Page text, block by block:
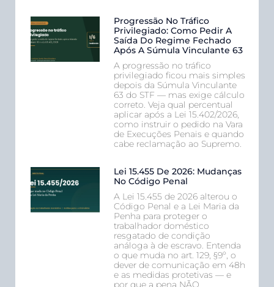
Progressão No Tráfico
Privilegiado: Como Pedir A
Saída Do Regime Fechado
Após A Súmula Vinculante 63
A progressão no tráfico
privilegiado ficou mais simples
depois da Súmula Vinculante
63 do STF — mas exige cálculo
correto. Veja qual percentual
aplicar após a Lei 15.402/2026,
como instruir o pedido na Vara
de Execuções Penais e quando
cabe reclamação ao Supremo.
Lei 15.455 De 2026: Mudanças
No Código Penal
A Lei 15.455 de 2026 alterou o
Código Penal e a Lei Maria da
Penha para proteger o
trabalhador doméstico
resgatado de condição
análoga à de escravo. Entenda
o que muda no art. 129, §9º, o
dever de comunicação em 48h
e as medidas protetivas — e
por que a pena NÃO